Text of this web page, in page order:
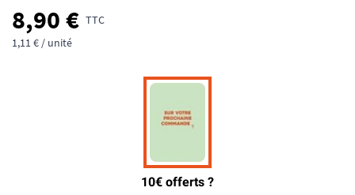
8,90 € TTC
1,11 € / unité